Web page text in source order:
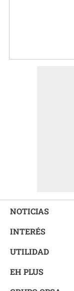
NOTICIAS
INTERÉS
UTILIDAD
EH PLUS